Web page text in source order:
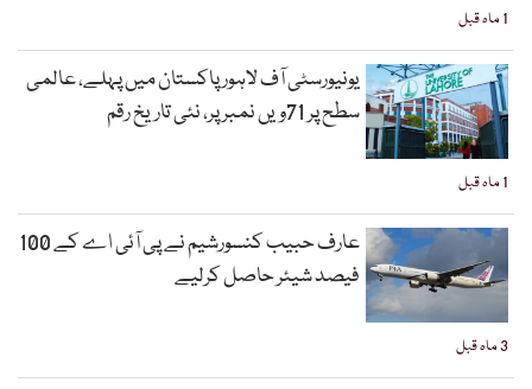
1 ماہ قبل
1 ماہ قبل
یونیورسٹی آف لاہور پاکستان میں پہلے، عالمی
سطح پر 71ویں نمبر پر، نئی تاریخ رقم
3 ماہ قبل
عارف حبیب کنسورشیم نے پی آئی اے کے 100
فیصد شیئر حاصل کرلیے